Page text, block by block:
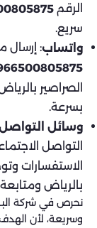
الرقم
سريع.
واتساب: إرسال
966500805875
الصراصير
بسرعة.
وسائل التواصل
التواصل
الاستفسارات
بالرياض ومتابعة
نحرص في شركة
وسريعة، لأن